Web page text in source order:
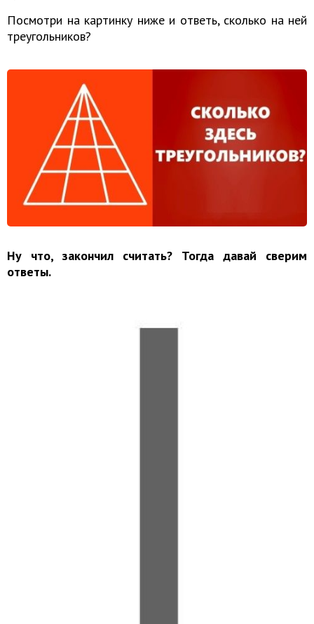
Посмотри на картинку ниже и ответь, сколько на ней
треугольников?
Ну что, закончил считать? Тогда давай сверим
ответы.